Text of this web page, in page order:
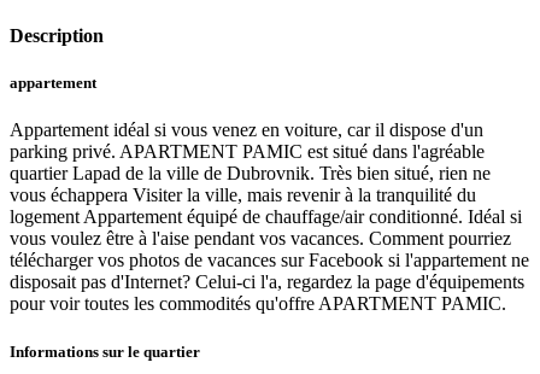
Description
appartement
Appartement idéal si vous venez en voiture, car il dispose d'un
parking privé. APARTMENT PAMIC est situé dans l'agréable
quartier Lapad de la ville de Dubrovnik. Très bien situé, rien ne
vous échappera Visiter la ville, mais revenir à la tranquilité du
logement Appartement équipé de chauffage/air conditionné. Idéal si
vous voulez être à l'aise pendant vos vacances. Comment pourriez
télécharger vos photos de vacances sur Facebook si l'appartement ne
disposait pas d'Internet? Celui-ci l'a, regardez la page d'équipements
pour voir toutes les commodités qu'offre APARTMENT PAMIC.
Informations sur le quartier